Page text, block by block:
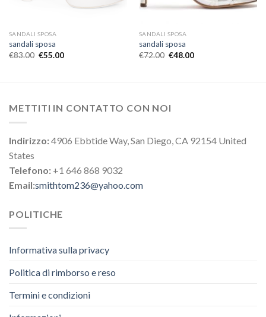
SANDALI SPOSA
sandali sposa
€83.00 €55.00
SANDALI SPOSA
sandali sposa
€72.00 €48.00
METTITI IN CONTATTO CON NOI
Indirizzo:4906 Ebbtide Way, San Diego, CA 92154 United
States
Telefono: +1 646 868 9032
Email:smithtom236@yahoo.com
POLITICHE
Informativa sulla privacy
Politica di rimborso e reso
Termini e condizioni